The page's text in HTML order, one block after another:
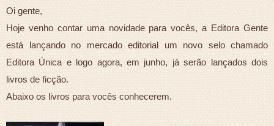
Oi gente,
Hoje venho contar uma novidade para vocês, a Editora Gente
está lançando no mercado editorial um novo selo chamado
Editora Única e logo agora, em junho, já serão lançados dois
livros de ficção.
Abaixo os livros para vocês conhecerem.